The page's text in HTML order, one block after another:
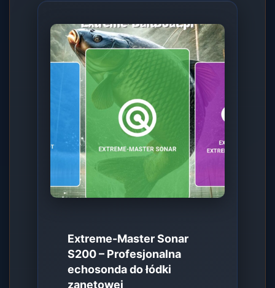
Extreme-Master Sonar
S200 – Profesjonalna
echosonda do łódki
zanętowej